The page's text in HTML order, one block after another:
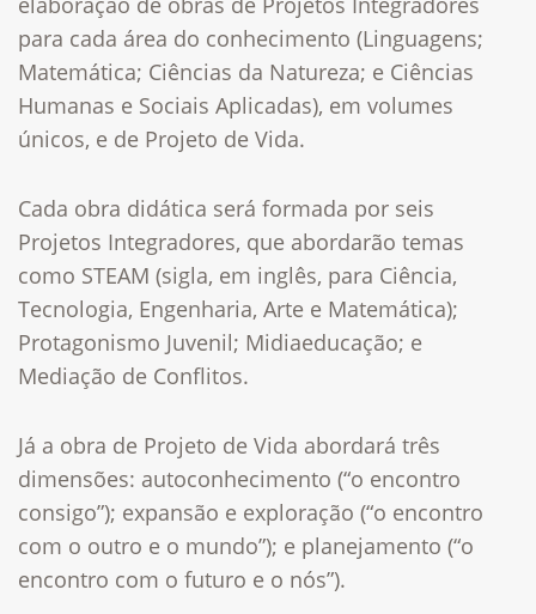
para cada área do conhecimento (Linguagens;
Matemática; Ciências da Natureza; e Ciências
Humanas e Sociais Aplicadas), em volumes
únicos, e de Projeto de Vida.
Cada obra didática será formada por seis
Projetos Integradores, que abordarão temas
como STEAM (sigla, em inglês, para Ciência,
Tecnologia, Engenharia, Arte e Matemática);
Protagonismo Juvenil; Midiaeducação; e
Mediação de Conflitos.
Já a obra de Projeto de Vida abordará três
dimensões: autoconhecimento (“o encontro
consigo”); expansão e exploração (“o encontro
com o outro e o mundo”); e planejamento (“o
encontro com o futuro e o nós”).